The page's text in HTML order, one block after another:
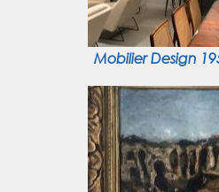
Mobilier Design